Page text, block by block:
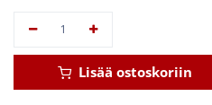
Lisää ostoskoriin